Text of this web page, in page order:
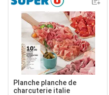
Planche planche de
charcuterie italie